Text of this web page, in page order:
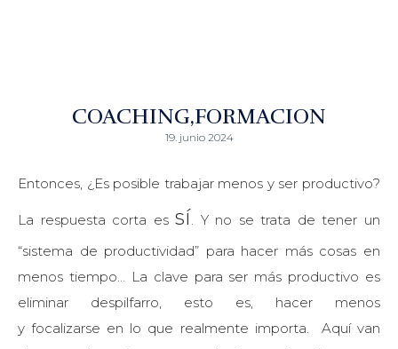
COACHING FORMACION
19. junio 2024
Entonces, ¿Es posible trabajar menos y ser productivo?
La respuesta corta essí. Y no se trata de tener un
“sistema de productividad” para hacer más cosas en
menos tiempo… La clave para ser más productivo es
eliminar despilfarro, esto es, hacer menos
y focalizarse en lo que realmente importa. Aquí van